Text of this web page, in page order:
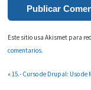
Este sitio usa Akismet para
comentarios.
«15.- Curso de Drupal: Uso de